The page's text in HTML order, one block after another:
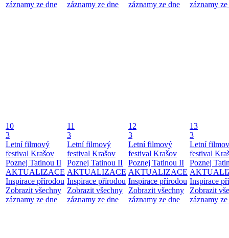
záznamy ze dne záznamy ze dne záznamy ze dne záznamy
10
3
Letní filmový
festival Krašov
Poznej Tatinou II
AKTUALIZACE
Inspirace přírodou
Zobrazit všechny
záznamy ze dne
11
3
Letní filmový
festival Krašov
Poznej Tatinou II
AKTUALIZACE
Inspirace přírodou
Zobrazit všechny
záznamy ze dne
12
3
Letní filmový
festival Krašov
Poznej Tatinou II
AKTUALIZACE
Inspirace přírodou
Zobrazit všechny
záznamy ze dne
13
3
Letní
festival
Poznej
Inspirace
Zobrazit
záznamy